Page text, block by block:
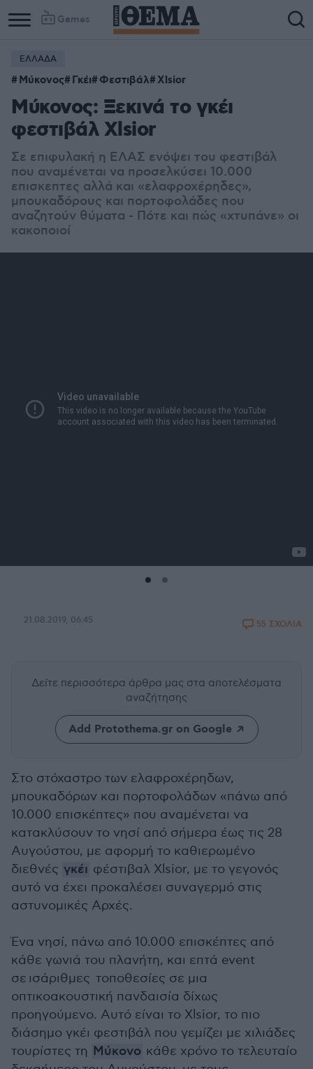
Games
ΕΛΛΑΔΑ
Μύκονος Γκέι Φεστιβάλ Xlsior
Μύκονος: Ξεκινά το γκέι
φεστιβάλ Xlsior
Σε επιφυλακή η ΕΛΑΣ ενόψει του φεστιβάλ
που αναμένεται να προσελκύσει 10.000
επισκεπτες αλλά και «ελαφροχέρηδες»,
μπουκαδόρους και πορτοφολάδες που
αναζητούν θύματα - Πότε και πώς «χτυπάνε» οι
κακοποιοί
21.08.2019, 06:45 55 ΣΧΟΛΙΑ
Δείτε περισσότερα άρθρα μας στα αποτελέσματα
αναζήτησης
Add Protothema.gr on Google
Στο στόχαστρο των ελαφροχέρηδων,
μπουκαδόρων και πορτοφολάδων «πάνω από
10.000 επισκέπτες» που αναμένεται να
κατακλύσουν το νησί από σήμερα έως τις 28
Αυγούστου, με αφορμή το καθιερωμένο
διεθνές γκέι φέστιβαλ Xlsior, με το γεγονός
αυτό να έχει προκαλέσει συναγερμό στις
αστυνομικές Αρχές.
Ένα νησί, πάνω από 10.000 επισκέπτες από
κάθε γωνιά του πλανήτη, και επτά event
σε ισάριθμες τοποθεσίες σε μια
οπτικοακουστική πανδαισία δίχως
προηγούμενο. Αυτό είναι το Xlsior, το πιο
διάσημο γκέι φεστιβάλ που γεμίζει με χιλιάδες
τουρίστες τη Μύκονο κάθε χρόνο το τελευταίο